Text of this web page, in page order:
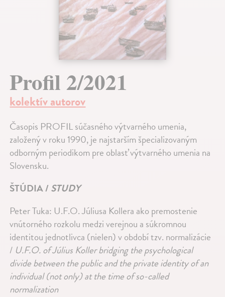
Profil 2/2021
kolektív autorov
Časopis PROFIL súčasného výtvarného umenia,
založený v roku 1990, je najstarším špecializovaným
odborným periodikom pre oblasť výtvarného umenia na
Slovensku.
ŠTÚDIA /STUDY
Peter Tuka: U.F.O. Júliusa Kollera ako premostenie
vnútorného rozkolu medzi verejnou a súkromnou
identitou jednotlivca (nielen) v období tzv. normalizácie
/ U.F.O. of Július Koller bridging the psychological
divide between the public and the private identity of an
individual (not only) at the time of so-called
normalization